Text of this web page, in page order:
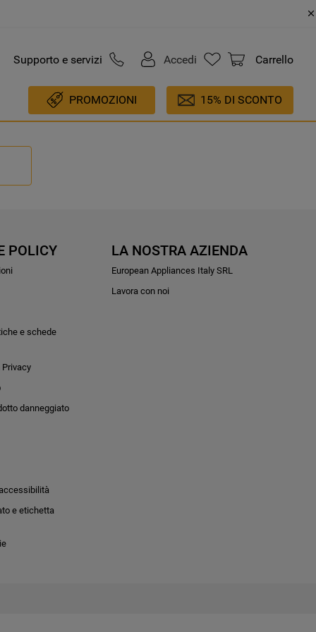
Supporto e servizi Accedi Carrello
PROMOZIONI 15% DI SCONTO
POLICY
e schede
danneggiato
e etichetta
LA NOSTRA AZIENDA
European Appliances Italy SRL
Lavora con noi